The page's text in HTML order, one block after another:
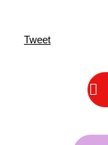
Tweet